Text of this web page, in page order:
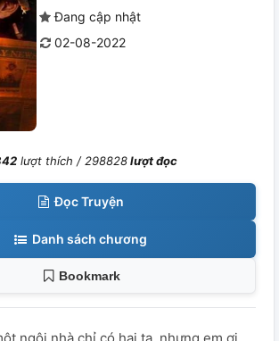
Đang cập nhật
02-08-2022
lượt thích /298828lượt đọc
Đọc Truyện
Danh sách chương
Bookmark